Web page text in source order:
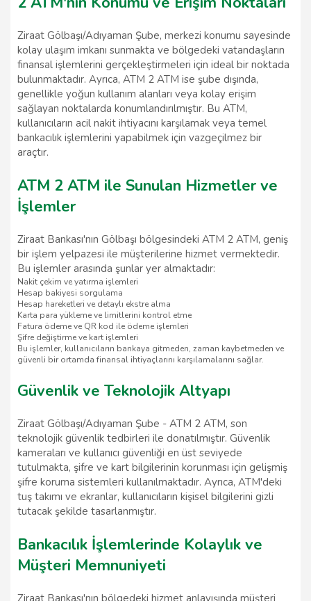
Ziraat Gölbaşı/Adıyaman Şube, merkezi konumu sayesinde
kolay ulaşım imkanı sunmakta ve bölgedeki vatandaşların
finansal işlemlerini gerçekleştirmeleri için ideal bir noktada
bulunmaktadır. Ayrıca, ATM 2 ATM ise şube dışında,
genellikle yoğun kullanım alanları veya kolay erişim
sağlayan noktalarda konumlandırılmıştır. Bu ATM,
kullanıcıların acil nakit ihtiyacını karşılamak veya temel
bankacılık işlemlerini yapabilmek için vazgeçilmez bir
araçtır.
ATM 2 ATM ile Sunulan Hizmetler ve
İşlemler
Ziraat Bankası'nın Gölbaşı bölgesindeki ATM 2 ATM, geniş
bir işlem yelpazesi ile müşterilerine hizmet vermektedir.
Bu işlemler arasında şunlar yer almaktadır:
Nakit çekim ve yatırma işlemleri
Hesap bakiyesi sorgulama
Hesap hareketleri ve detaylı ekstre alma
Karta para yükleme ve limitlerini kontrol etme
Fatura ödeme ve QR kod ile ödeme işlemleri
Şifre değiştirme ve kart işlemleri
Bu işlemler, kullanıcıların bankaya gitmeden, zaman kaybetmeden ve
güvenli bir ortamda finansal ihtiyaçlarını karşılamalarını sağlar.
Güvenlik ve Teknolojik Altyapı
Ziraat Gölbaşı/Adıyaman Şube - ATM 2 ATM, son
teknolojik güvenlik tedbirleri ile donatılmıştır. Güvenlik
kameraları ve kullanıcı güvenliği en üst seviyede
tutulmakta, şifre ve kart bilgilerinin korunması için gelişmiş
şifre koruma sistemleri kullanılmaktadır. Ayrıca, ATM'deki
tuş takımı ve ekranlar, kullanıcıların kişisel bilgilerini gizli
tutacak şekilde tasarlanmıştır.
Bankacılık İşlemlerinde Kolaylık ve
Müşteri Memnuniyeti
Ziraat Bankası'nın bölgedeki hizmet anlayışında müşteri